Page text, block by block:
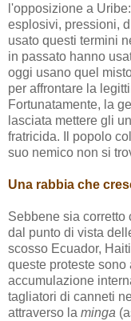
l'opposizione a
esplosivi, pressioni,
usato questi termini
in passato hanno
oggi usano quel
per affrontare la
Fortunatamente, la
lasciata mettere gli
fratricida. Il popolo
suo nemico non si
Una rabbia che
Sebbene sia
dal punto di vista
scosso Ecuador,
queste proteste
accumulazione
tagliatori di canneti
attraverso la minga